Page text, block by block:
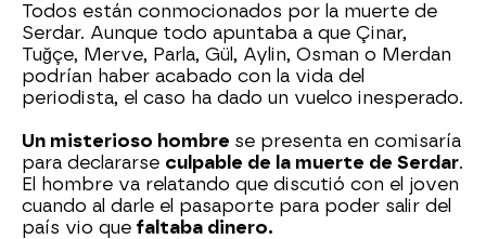
Todos están conmocionados por la muerte de
Serdar. Aunque todo apuntaba a que Çinar,
Tuğçe, Merve, Parla, Gül, Aylin, Osman o Merdan
podrían haber acabado con la vida del
periodista, el caso ha dado un vuelco inesperado.
Un misterioso hombre se presenta en comisaría
para declararse culpable de la muerte de Serdar.
El hombre va relatando que discutió con el joven
cuando al darle el pasaporte para poder salir del
país vio que faltaba dinero.